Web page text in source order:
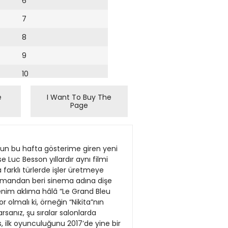
7
8
9
10
14
15
16
I Want To Buy The
Page